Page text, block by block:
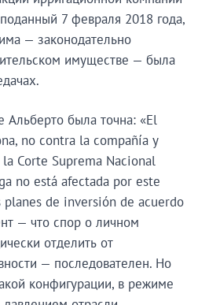
7 февраля 2018 года,
— законодательно
имуществе — была
Альберто была точна: «El
no contra la compañía y
Corte Suprema Nacional
no está afectada por este
planes de inversión de acuerdo
— что спор о личном
отделить от
— последователен. Но
конфигурации, в режиме